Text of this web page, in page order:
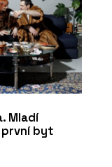
Mladí
byt